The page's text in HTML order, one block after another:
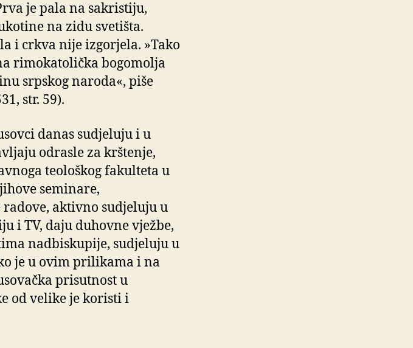
je pala na sakristiju,
na zidu svetišta.
i crkva nije izgorjela. »Tako
rimokatolička bogomolja
srpskog naroda«, piše
str. 59).
danas sudjeluju i u
odrasle za krštenje,
teološkog fakulteta u
seminare,
aktivno sudjeluju u
i TV, daju duhovne vježbe,
nadbiskupije, sudjeluju u
je u ovim prilikama i na
prisutnost u
od velike je koristi i